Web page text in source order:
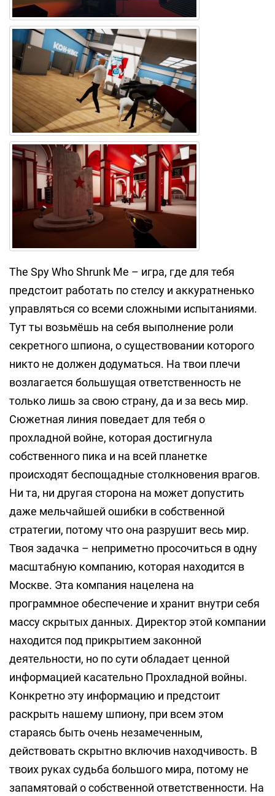
The Spy Who Shrunk Me – игра, где для тебя
предстоит работать по стелсу и аккуратненько
управляться со всеми сложными испытаниями.
Тут ты возьмёшь на себя выполнение роли
секретного шпиона, о существовании которого
никто не должен додуматься. На твои плечи
возлагается большущая ответственность не
только лишь за свою страну, да и за весь мир.
Сюжетная линия поведает для тебя о
прохладной войне, которая достигнула
собственного пика и на всей планетке
происходят беспощадные столкновения врагов.
Ни та, ни другая сторона на может допустить
даже мельчайшей ошибки в собственной
стратегии, потому что она разрушит весь мир.
Твоя задачка – неприметно просочиться в одну
масштабную компанию, которая находится в
Москве. Эта компания нацелена на
программное обеспечение и хранит внутри себя
массу скрытых данных. Директор этой компании
находится под прикрытием законной
деятельности, но по сути обладает ценной
информацией касательно Прохладной войны.
Конкретно эту информацию и предстоит
раскрыть нашему шпиону, при всем этом
стараясь быть очень незамеченным,
действовать скрытно включив находчивость. В
твоих руках судьба большого мира, потому не
запамятовай о собственной ответственности. На